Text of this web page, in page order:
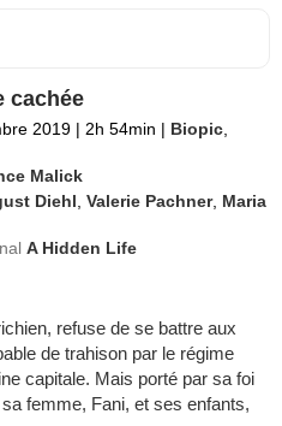
cachée
2019 | 2h 54min | Biopic
Malick
Diehl ,Valerie Pachner, Maria
A Hidden Life
refuse de se battre aux
de trahison par le régime
capitale. Mais porté par sa foi
femme, Fani, et ses enfants,